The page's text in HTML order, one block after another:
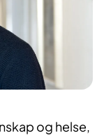
og helse,